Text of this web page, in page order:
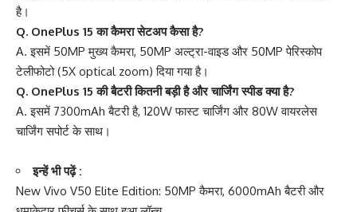
है।
Q. OnePlus 15 का कैमरा सेटअप कैसा है?
A. इसमें 50MP मुख्य कैमरा, 50MP अल्ट्रा-वाइड और 50MP पेरिस्कोप
टेलीफोटो (5X optical zoom) दिया गया है।
Q. OnePlus 15 की बैटरी कितनी बड़ी है और चार्जिंग स्पीड क्या है?
A. इसमें 7300mAh बैटरी है, 120W फास्ट चार्जिंग और 80W वायरलेस
चार्जिंग सपोर्ट के साथ।
इन्हें भी पढ़ें :
New Vivo V50 Elite Edition: 50MP कैमरा, 6000mAh बैटरी और